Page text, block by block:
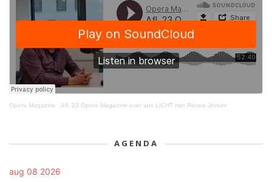
Opera Magazine · Afl. 23 Opera Magazine over aus LICHT met Renee Jonker
AGENDA
aug 08 2026